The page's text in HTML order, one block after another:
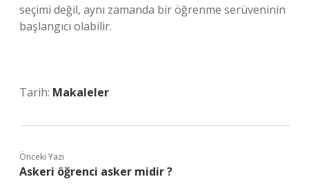
seçimi değil, aynı zamanda bir öğrenme serüveninin
başlangıcı olabilir.
Tarih: Makaleler
Önceki Yazı
Askeri öğrenci asker midir ?